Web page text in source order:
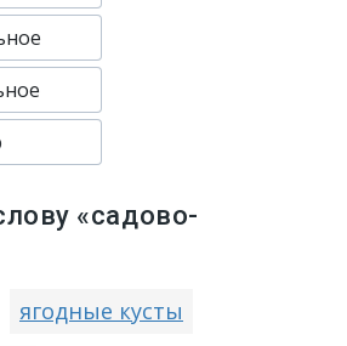
«садово-
ягодные кусты